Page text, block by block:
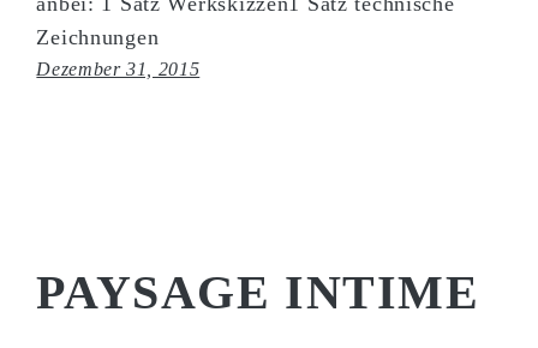
Zeichnungen
Dezember 31, 2015
PAYSAGE INTIME